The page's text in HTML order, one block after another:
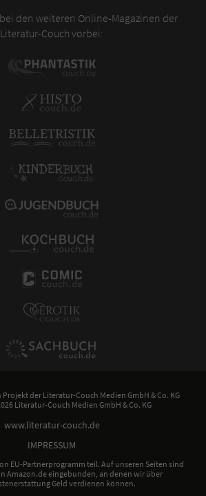
den weiteren Online-Magazinen der
Literatur-Couch vorbei:
Projekt der Literatur-Couch Medien GmbH & Co. KG
Literatur-Couch Medien GmbH & Co. KG
www.literatur-couch.de
IMPRESSUM
EU-Partnerprogramm teil. Auf unseren Seiten sind
Amazon.de eingebunden, an denen wir über
Geld verdienen können.